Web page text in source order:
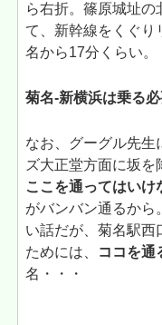
ら右折。篠原城址の
て、新幹線をくぐり
名から17分くらい。
菊名-新横浜は乗る必
なお、グーグル先生
ズ大正堂方面に坂
ここを通ってはいけ
がバンバン通るから
い話だが、菊名駅西
ためには、
ココを通
名・・・